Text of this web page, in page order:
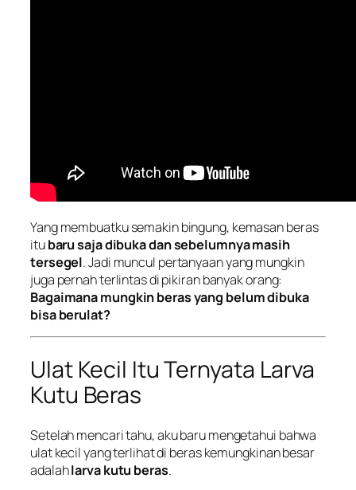
Yang membuatku semakin bingung, kemasan beras
itubaru saja dibuka dan sebelumnya masih
tersegel. Jadi muncul pertanyaan yang mungkin
juga pernah terlintas di pikiran banyak orang:
Bagaimana mungkin beras yang belum dibuka
bisa berulat?
Ulat Kecil Itu Ternyata Larva
Kutu Beras
Setelah mencari tahu, aku baru mengetahui bahwa
ulat kecil yang terlihat di beras kemungkinan besar
adalahlarva kutu beras.